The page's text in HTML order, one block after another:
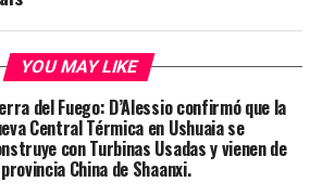
YOU MAY LIKE
del Fuego: D’Alessio confirmó que la
Central Térmica en Ushuaia se
con Turbinas Usadas y vienen de
China de Shaanxi.